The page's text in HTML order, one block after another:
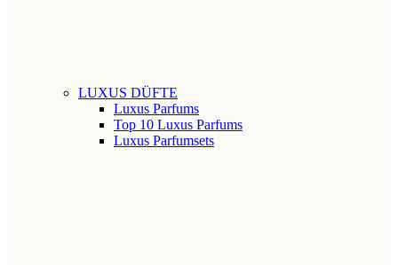
LUXUS DÜFTE
Luxus Parfums
Top 10 Luxus Parfums
Luxus Parfumsets